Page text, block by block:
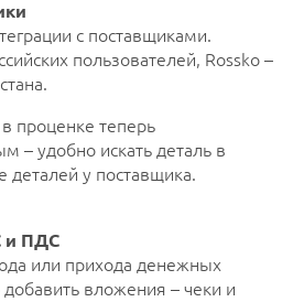
с поставщиками.
пользователей, Rossko –
проценке теперь
– удобно искать деталь в
у поставщика.
и ПДС
или прихода денежных
вложения – чеки и